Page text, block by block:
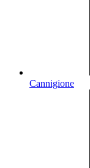
Cannigione